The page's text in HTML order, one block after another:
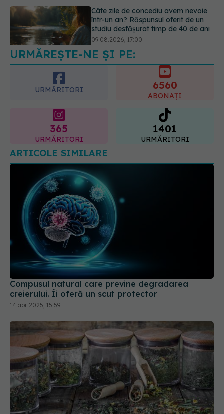
Reclamele din platformele medicale
AI pot influența prescrierea
medicamentelor
09.08.2026, 21:00
URMĂREȘTE-NE ȘI PE:
URMĂRITORI 6560
ABONAȚI
365
URMĂRITORI
1401
URMĂRITORI
ARTICOLE SIMILARE
Compusul natural care previne degradarea
creierului. Îi oferă un scut protector
14 apr 2025, 15:59